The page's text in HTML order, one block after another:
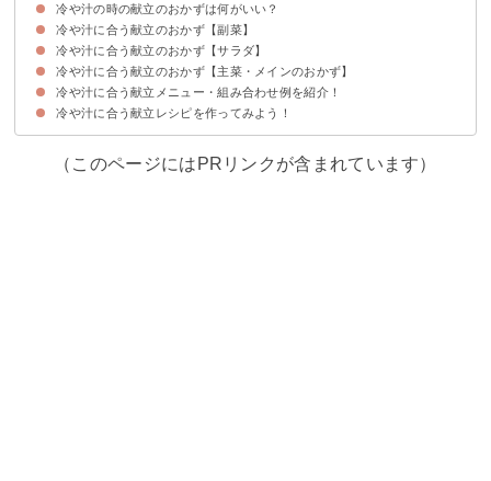
冷や汁の時の献立のおかずは何がいい？
冷や汁に合う献立のおかず【副菜】
①夏野菜のカレーマリネ
②なすの焼きびたし
③出汁がけ冷奴
④夏におすすめのうざく
冷や汁に合う献立のおかず【サラダ】
①タコのだしサラダ
②玉ねぎとトマトの塩こんぶサラダ
③ツナと切干大根のサラダ
④豆腐のさっぱりサラダ
⑤ポテトサラダ
冷や汁に合う献立のおかず【主菜・メインのおかず】
①なすと鶏肉の照り焼き生姜風味
②みょうがの柚子胡椒炒め
③鮭の南蛮漬け
④豚しゃぶのおろし和え
⑤豚のはちみつ味噌漬け
⑥から揚げのみぞれ和え
冷や汁に合う献立メニュー・組み合わせ例を紹介！
献立メニュー例①栄養満点の夜ご飯におすすめ
献立メニュー例②冷や汁そうめんを食べたい時におすすめ
献立メニュー例③冷や汁とうどんに合わせたい時におすすめ
冷や汁に合う献立レシピを作ってみよう！
（このページにはPRリンクが含まれています）